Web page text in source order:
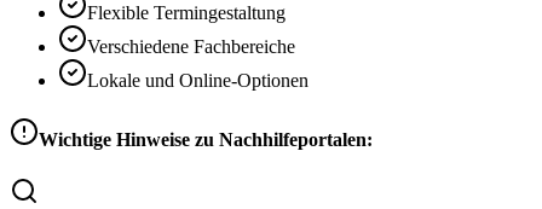
Flexible Termingestaltung
Verschiedene Fachbereiche
Lokale und Online-Optionen
Wichtige Hinweise zu Nachhilfeportalen: